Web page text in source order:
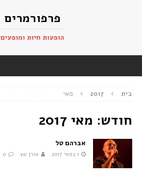
פרפורמרים
הופעות חיות ומופעים
בית 2017 מאי
חודש: מאי 2017
אברהם טל
1 במאי 2017 אורן שץ 0